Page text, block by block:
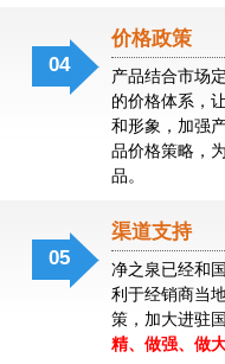
04
价格政策
物
云
水
机
产品结合市场
的价格体系，
和形象，加强
品价格策略，
品。
05
渠道支持
净之泉已经和
利于经销商当
策，加大进驻
精、做强、做